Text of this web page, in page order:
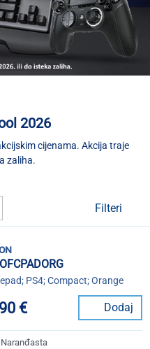
2026
cijenama. Akcija traje
zaliha.
Filteri
PS4; Compact; Orange
€ Dodaj
Naranđasta